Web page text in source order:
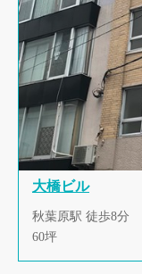
大橋ビル
秋葉原駅 徒歩8分
60坪